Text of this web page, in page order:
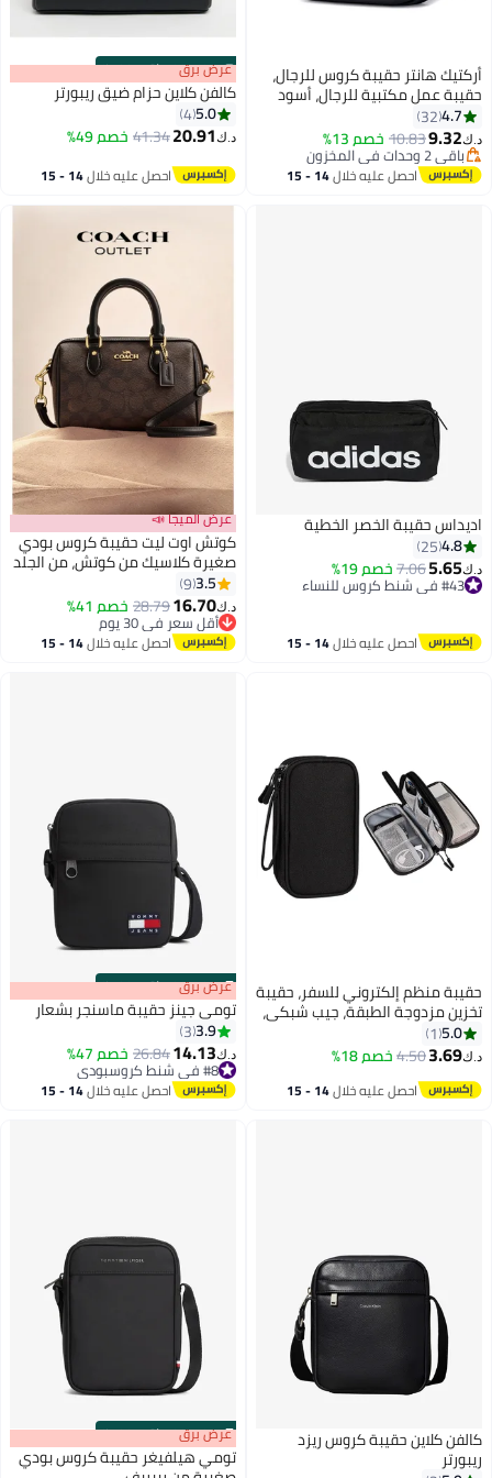
أركتيك هانتر حقيبة كروس للرجال،
حقيبة عمل مكتبية للرجال، أسود
4.7
32
د.ك‏9.32
10.83خصم 13% باقي 2 وحدات في المخزون
تم بيع +40 مؤخرًا
باقي 2 وحدات في المخزون احصل عليه خلال 14 - 15
00m:00s
·باقي 100% عرض برق
كالفن كلاين حزام ضيق ريبورتر
5.0
4
د.ك‏20.91
41.34خصم 49%
احصل عليه خلال 14 - 15
اديداس حقيبة الخصر الخطية
4.8
25
د.ك‏5.65
7.06خصم 19% #43 في شنط كروس للنساء
أقل سعر في 7 يوم
احصل عليه خلال 14 - 15
عرض الميجا 📣
كوتش اوت ليت حقيبة كروس بودي
صغيرة كلاسيك من كوتش، من الجلد
المحبب، بقطع معدنية ذهبية،
حقيبة يد وكتف 2 في 1 للاستخدام
اليومي والسفر
3.5
9
د.ك‏16.70
28.79خصم 41% أقل سعر في 30 يوم
بتخلّص بسرعة
أقل سعر في 30 يوماحصل عليه خلال 14 - 15
حقيبة منظم إلكتروني للسفر، حقيبة
تخزين مزدوجة الطبقة، جيب شبكي،
منظم سفر مقاوم للماء
5.0
1
د.ك‏3.69
4.50خصم 18%
احصل عليه خلال 14 - 15
00m:00s
·باقي 100%
3
عرض برق
تومي جينز حقيبة ماسنجر بشعار
3.9
3
د.ك‏14.13
26.84خصم 47%
#8 في شنط كروسبودي
#8 في شنط كروسبودي احصل عليه خلال 14 - 15
كالفن كلاين حقيبة كروس ريزد
ريبورتر
00m:00s
·باقي 100% عرض برق
تومي هيلفيغر حقيبة كروس بودي